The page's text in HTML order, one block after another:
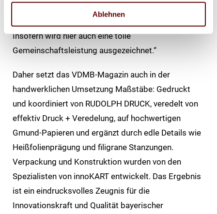
Ablehnen
der Produktion des Magazins werden wir jedes Jahr
Insofern wird hier auch eine tolle
Gemeinschaftsleistung ausgezeichnet.“
Daher setzt das VDMB-Magazin auch in der
handwerklichen Umsetzung Maßstäbe: Gedruckt
und koordiniert von RUDOLPH DRUCK, veredelt von
effektiv Druck + Veredelung, auf hochwertigen
Gmund-Papieren und ergänzt durch edle Details wie
Heißfolienprägung und filigrane Stanzungen.
Verpackung und Konstruktion wurden von den
Spezialisten von innoKART entwickelt. Das Ergebnis
ist ein eindrucksvolles Zeugnis für die
Innovationskraft und Qualität bayerischer